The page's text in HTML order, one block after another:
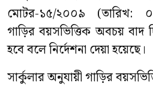
মোটর-১৫/২০০৯ (তারিখ:
গাড়ির বয়সভিত্তিক অবচয় বাদ
হবে বলে নির্দেশনা দেয়া হয়েছে।
সার্কুলার অনুযায়ী গাড়ির